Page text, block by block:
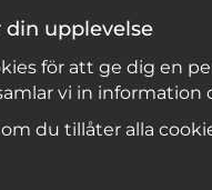
din upplevelse
för att ge dig en
vi in information
om du tillåter alla